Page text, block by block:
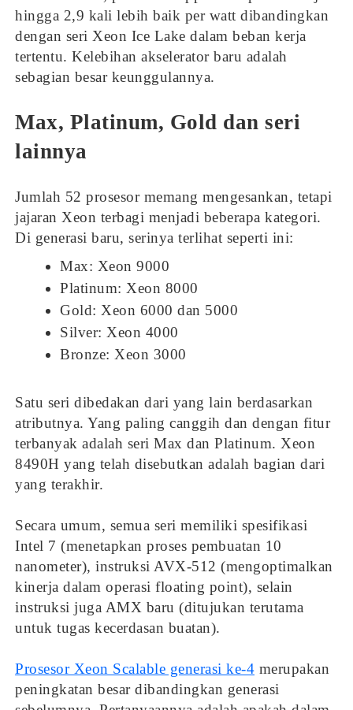
hingga 2,9 kali lebih baik per watt dibandingkan
dengan seri Xeon Ice Lake dalam beban kerja
tertentu. Kelebihan akselerator baru adalah
sebagian besar keunggulannya.
Max, Platinum, Gold dan seri
lainnya
Jumlah 52 prosesor memang mengesankan, tetapi
jajaran Xeon terbagi menjadi beberapa kategori.
Di generasi baru, serinya terlihat seperti ini:
Max: Xeon 9000
Platinum: Xeon 8000
Gold: Xeon 6000 dan 5000
Silver: Xeon 4000
Bronze: Xeon 3000
Satu seri dibedakan dari yang lain berdasarkan
atributnya. Yang paling canggih dan dengan fitur
terbanyak adalah seri Max dan Platinum. Xeon
8490H yang telah disebutkan adalah bagian dari
yang terakhir.
Secara umum, semua seri memiliki spesifikasi
Intel 7 (menetapkan proses pembuatan 10
nanometer), instruksi AVX-512 (mengoptimalkan
kinerja dalam operasi floating point), selain
instruksi juga AMX baru (ditujukan terutama
untuk tugas kecerdasan buatan).
Prosesor Xeon Scalable generasi ke-4 merupakan
peningkatan besar dibandingkan generasi